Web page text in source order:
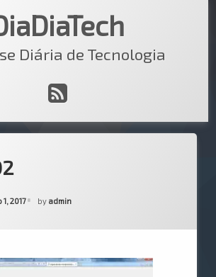
Diária de Tecnologia
RSS
2017 by admin